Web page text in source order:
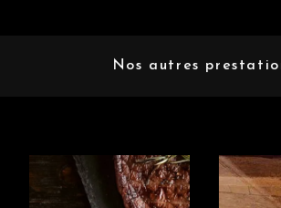
Nos autres